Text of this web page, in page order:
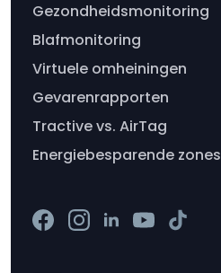
Gezondheidsmonitoring
Blafmonitoring
Virtuele omheiningen
Gevarenrapporten
Tractive vs. AirTag
Energiebesparende zones